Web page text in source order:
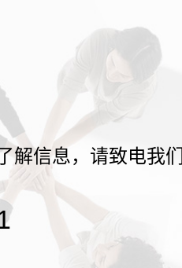
解信息，请致电我们